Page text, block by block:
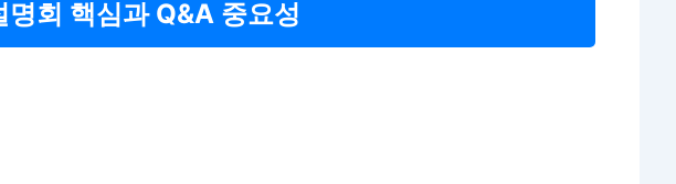
명회 핵심과 Q&A 중요성